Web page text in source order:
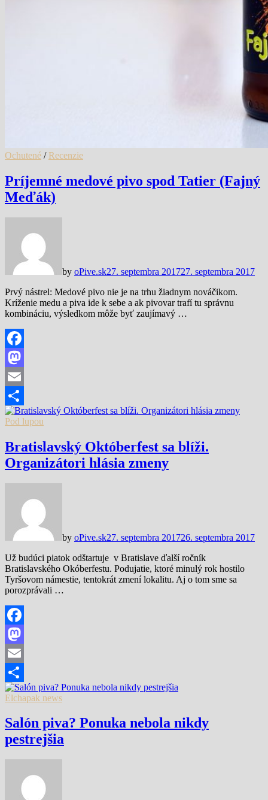
Ochutené / Recenzie
Príjemné medové pivo spod Tatier (Fajný
Meďák)
by oPive.sk27. septembra 201727. septembra 2017
Prvý nástrel: Medové pivo nie je na trhu žiadnym nováčikom.
Kríženie medu a piva ide k sebe a ak pivovar trafí tu správnu
kombináciu, výsledkom môže byť zaujímavý …
Facebook
Mastodon
Email
Share
Pod lupou
Bratislavský Októberfest sa blíži.
Organizátori hlásia zmeny
by oPive.sk27. septembra 201726. septembra 2017
Už budúci piatok odštartuje v Bratislave ďalší ročník
Bratislavského Okóberfestu. Podujatie, ktoré minulý rok hostilo
Tyršovom námestie, tentokrát zmení lokalitu. Aj o tom sme sa
porozprávali …
Facebook
Mastodon
Email
Share
Elchapak news
Salón piva? Ponuka nebola nikdy
pestrejšia